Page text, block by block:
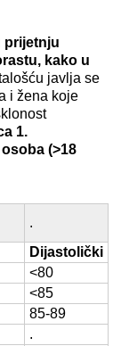
prijetnju
kako u
javlja se
i žena koje
1.
(>18
.
Dijastolički
<80
<85
85-89
.